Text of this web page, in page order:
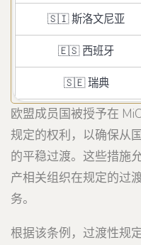
🇸🇮 斯洛文尼亚
🇪🇸 西班牙
🇸🇪 瑞典
欧盟成员国被授予在
规定的权利，以确保从
的平稳过渡。这些措施
产相关组织在规定的过
务。
根据该条例，过渡性规